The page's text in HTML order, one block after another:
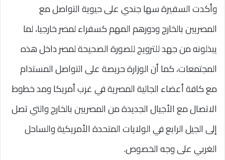
وأكدت السفيرة سها جندي على حيوية التواصل مع
المصريين بالخارج ودورهم المهم كسفراء لمصر خارجيا، لما
يبذلونه من جهد للترويج للصورة الصحيحة لمصر داخل هذه
المجتمعات، كما أن الوزارة حريصة على التواصل المستدام
مع كافة أعضاء الجالية المصرية في غرب أمريكا ومد خطوط
الاتصال مع الأجيال الجديدة من المصريين بالخارج والتي تصل
إلى الجيل الرابع في الولايات المتحدة الأمريكية والساحل
الغربي على وجه الخصوص.